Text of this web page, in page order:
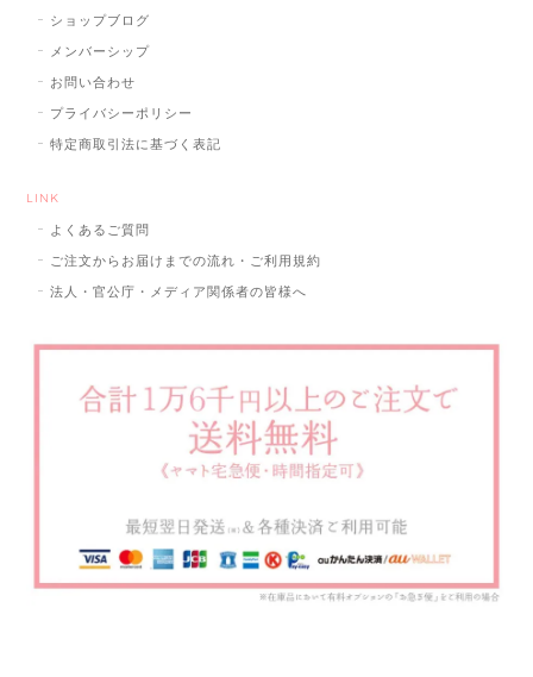
ショップブログ
メンバーシップ
お問い合わせ
プライバシーポリシー
特定商取引法に基づく表記
LINK
よくあるご質問
ご注文からお届けまでの流れ・ご利用規約
法人・官公庁・メディア関係者の皆様へ